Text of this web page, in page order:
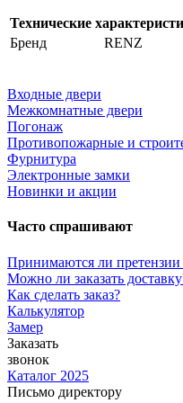
Технические
Бренд
RENZ
Входные двери
Межкомнатные двери
Погонаж
Противопожарные и
Фурнитура
Электронные замки
Новинки и акции
Часто спрашивают
Принимаются ли
Можно ли заказать
Как сделать заказ?
Калькулятор
Замер
Заказать
звонок
Каталог 2025
Письмо директору